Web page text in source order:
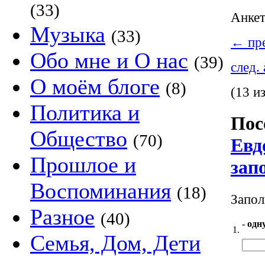
(33)
Музыка (33)
Обо мне и О нас (39)
О моём блоге (8)
Политика и
Общество (70)
Прошлое и
Воспоминания (18)
Разное (40)
Семья, Дом, Дети
←
след.
(13
1.
-